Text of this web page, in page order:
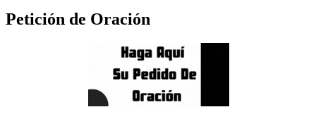
Petición de Oración